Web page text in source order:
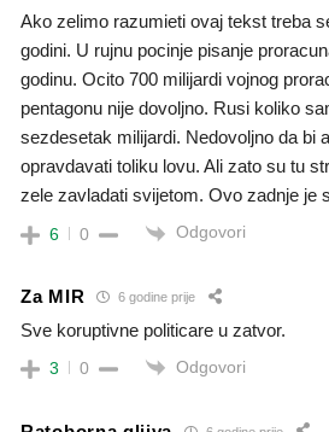
Ako zelimo razumieti ovaj tekst treba
godini. U rujnu pocinje pisanje
godinu. Ocito 700 milijardi vojnog
pentagonu nije dovoljno. Rusi koliko
sezdesetak milijardi. Nedovoljno da bi
opravdavati toliku lovu. Ali zato su tu
zele zavladati svijetom. Ovo zadnje je
6 0 Odgovori
Za MIR 6 godine prije
Sve koruptivne politicare u zatvor.
3 0 Odgovori